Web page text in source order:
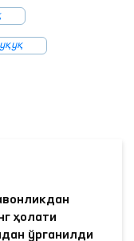
ҳолати
ўрганилди